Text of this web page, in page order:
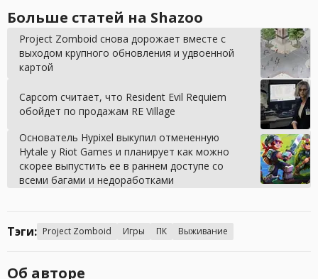
Больше статей на Shazoo
Project Zomboid снова дорожает вместе с
выходом крупного обновления и удвоенной
картой
Capcom считает, что Resident Evil Requiem
обойдет по продажам RE Village
Основатель Hypixel выкупил отмененную
Hytale у Riot Games и планирует как можно
скорее выпустить ее в раннем доступе со
всеми багами и недоработками
Тэги: Project Zomboid Игры ПК Выживание
Об авторе